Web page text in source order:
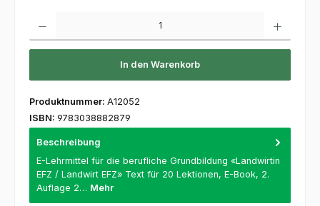
In den Warenkorb
Produktnummer: A12052
ISBN: 9783038882879
Beschreibung
E-Lehrmittel für die berufliche Grundbildung «Landwirtin
EFZ / Landwirt EFZ» Text für 20 Lektionen, E-Book, 2.
Auflage 2… Mehr